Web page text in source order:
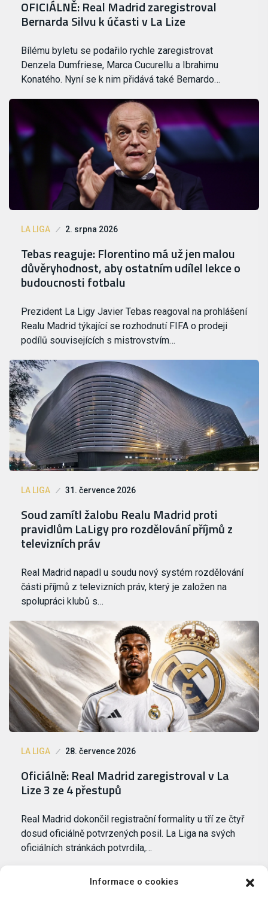
Informace o cookies
OFICIÁLNĚ: Real Madrid zaregistroval
Bernarda Silvu k účasti v La Lize
Bílému byletu se podařilo rychle zaregistrovat
Denzela Dumfriese, Marca Cucurellu a Ibrahimu
Konatého. Nyní se k nim přidává také Bernardo…
LA LIGA 2. srpna 2026
Tebas reaguje: Florentino má už jen malou
důvěryhodnost, aby ostatním udílel lekce o
budoucnosti fotbalu
Prezident La Ligy Javier Tebas reagoval na prohlášení
Realu Madrid týkající se rozhodnutí FIFA o prodeji
podílů souvisejících s mistrovstvím…
LA LIGA 31. července 2026
Soud zamítl žalobu Realu Madrid proti
pravidlům LaLigy pro rozdělování příjmů z
televizních práv
Real Madrid napadl u soudu nový systém rozdělování
části příjmů z televizních práv, který je založen na
spolupráci klubů s…
LA LIGA 28. července 2026
Oficiálně: Real Madrid zaregistroval v La
Lize 3 ze 4 přestupů
Real Madrid dokončil registrační formality u tří ze čtyř
dosud oficiálně potvrzených posil. La Liga na svých
oficiálních stránkách potvrdila,…